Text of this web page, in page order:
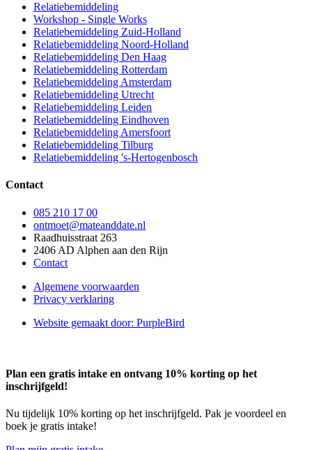
Relatiebemiddeling
Workshop - Single Works
Relatiebemiddeling Zuid-Holland
Relatiebemiddeling Noord-Holland
Relatiebemiddeling Den Haag
Relatiebemiddeling Rotterdam
Relatiebemiddeling Amsterdam
Relatiebemiddeling Utrecht
Relatiebemiddeling Leiden
Relatiebemiddeling Eindhoven
Relatiebemiddeling Amersfoort
Relatiebemiddeling Tilburg
Relatiebemiddeling 's-Hertogenbosch
Contact
085 210 17 00
ontmoet@mateanddate.nl
Raadhuisstraat 263
2406 AD Alphen aan den Rijn
Contact
Algemene voorwaarden
Privacy verklaring
Website gemaakt door: PurpleBird
Plan een gratis intake en ontvang 10% korting op het
inschrijfgeld!
Nu tijdelijk 10% korting op het inschrijfgeld. Pak je voordeel en
boek je gratis intake!